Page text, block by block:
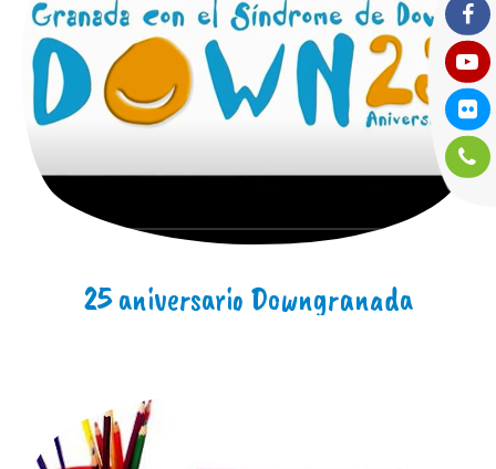
25 aniversario Downgranada